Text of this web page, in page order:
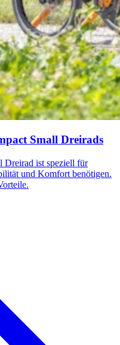
Small Dreirads
Dreirad ist speziell für
und Komfort benötigen.